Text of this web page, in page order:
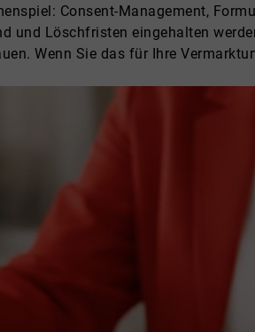
Consent-Management,
Löschfristen eingehalten
Wenn Sie das für Ihre